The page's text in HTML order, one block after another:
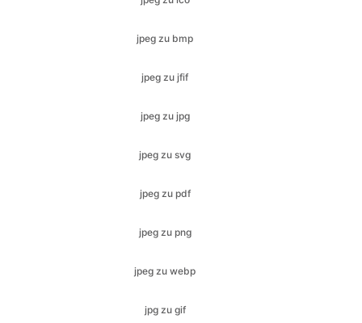
jpeg zu jfif
jpeg zu jpg
jpeg zu svg
jpeg zu pdf
jpeg zu png
jpeg zu webp
jpg zu gif
jpg zu ico
jpg zu jfif